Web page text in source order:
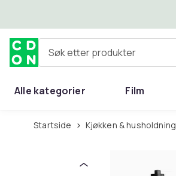
Søk etter produkter
Alle kategorier Film
Startside Kjøkken & husholdning